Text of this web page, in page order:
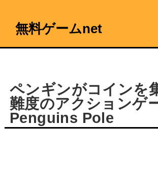
無料ゲームnet
ペンギンがコインを
難度のアクションゲ
Penguins Pole